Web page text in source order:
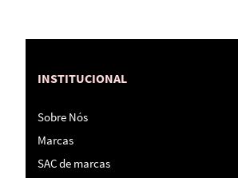
INSTITUCIONAL
Sobre Nós
Marcas
SAC de marcas